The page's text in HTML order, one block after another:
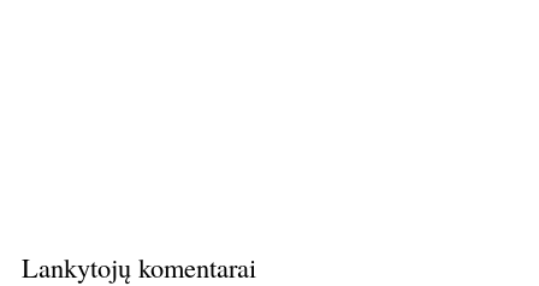
Lankytojų komentarai